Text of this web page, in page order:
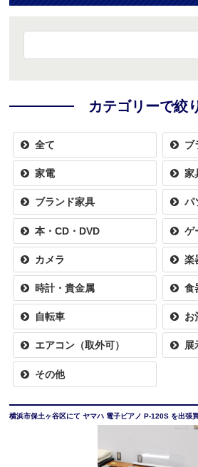
カテゴリーで絞
全て ブ
家電 家
ブランド家具 パ
本・CD・DVD ゲ
カメラ 楽
時計・貴金属 食
自転車 お
エアコン（取外可） 展
その他
横浜市保土ヶ谷区にて ヤマハ 電子ピアノ P-120S を出張